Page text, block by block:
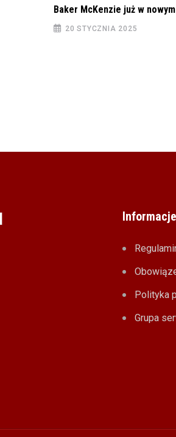
Baker McKenzie już w
20 STYCZNIA 2025
Polityka
Grupa